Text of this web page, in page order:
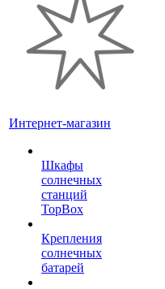
Интернет-магазин
Шкафы
солнечных
станций
TopBox
Крепления
солнечных
батарей